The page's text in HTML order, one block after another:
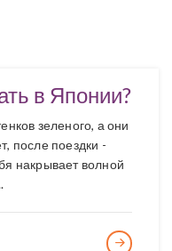
в Японии?
зеленого, а они
после поездки -
накрывает волной